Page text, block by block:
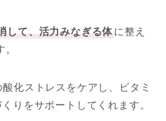
して、活力みなぎる体に整え
化ストレスをケアし、ビタミ
りをサポートしてくれます。